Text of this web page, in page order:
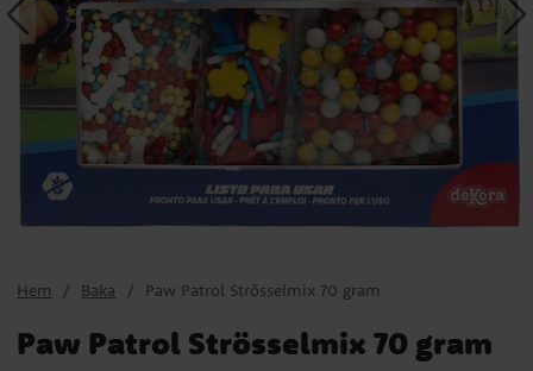
Hem Baka Paw Patrol Strösselmix 70 gram
Paw Patrol Strösselmix 70 gram